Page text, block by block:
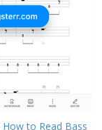
How to Read Bass